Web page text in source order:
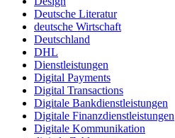
Deutsche Literatur
deutsche Wirtschaft
Deutschland
DHL
Dienstleistungen
Digital Payments
Digital Transactions
Digitale Bankdienstleistungen
Digitale Finanzdienstleistungen
Digitale Kommunikation